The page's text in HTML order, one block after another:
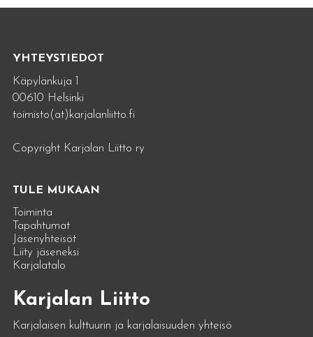
YHTEYSTIEDOT
Käpylänkuja 1
00610 Helsinki
toimisto(at)karjalanliitto.fi
Copyright Karjalan Liitto ry
TULE MUKAAN
Toiminta
Tapahtumat
Jäsenyhteisöt
Liity jäseneksi
Karjalatalo
Karjalan Liitto
Karjalaisen kulttuurin ja karjalaisuuden yhteisö